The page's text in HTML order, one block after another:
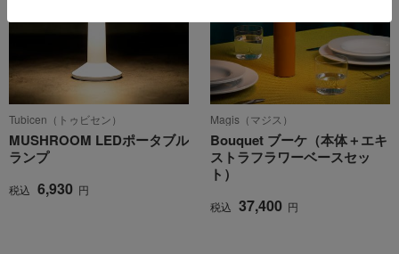
Tubicen（トゥビセン）
MUSHROOM LEDポータブル
ランプ
税込 6,930 円
Magis（マジス）
Bouquet ブーケ（本体＋エキ
ストラフラワーベースセッ
ト）
税込 37,400 円